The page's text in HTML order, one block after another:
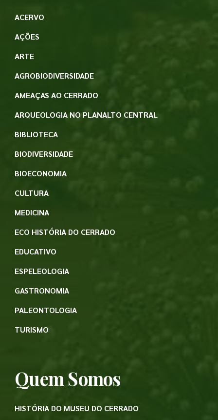
ACERVO
AÇÕES
ARTE
AGROBIODIVERSIDADE
AMEAÇAS AO CERRADO
ARQUEOLOGIA NO PLANALTO CENTRAL
BIBLIOTECA
BIODIVERSIDADE
BIOECONOMIA
CULTURA
MEDICINA
ECO HISTÓRIA DO CERRADO
EDUCATIVO
ESPELEOLOGIA
GASTRONOMIA
PALEONTOLOGIA
TURISMO
Quem Somos
HISTÓRIA DO MUSEU DO CERRADO